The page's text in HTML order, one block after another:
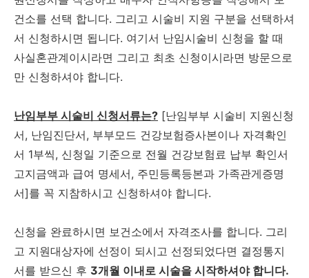
건소를 선택 합니다. 그리고 시술비 지원 구분을 선택하셔
서 신청하시면 됩니다. 여기서 난임시술비 신청을 할 때
사실혼관계이시라면 그리고 최초 신청이시라면 방문으로
만 신청하셔야 합니다.
난임부부 시술비 신청서류는? [난임부부 시술비 지원신청
서, 난임진단서, 부부모드 건강보험증사본이나 자격확인
서 1부씩, 신청일 기준으로 전월 건강보험료 납부 확인서
고지금액과 급여 명세서, 주민등록등본과 가족관게증명
서]를 꼭 지참하시고 신청하셔야 합니다.
신청을 완료하시면 보건소에서 자격조사를 합니다. 그리
고 지원대상자에 선정이 되시고 선정되었다면 결정통지
서를 받으신 후 3개월 이내로 시술을 시작하셔야 합니다.